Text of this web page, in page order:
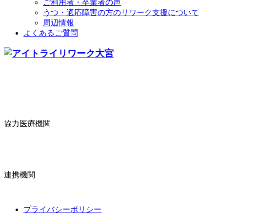
ご利用者・卒業者の声
うつ・適応障害の方のリワーク支援について
周辺情報
よくあるご質問
協力医療機関
連携機関
プライバシーポリシー